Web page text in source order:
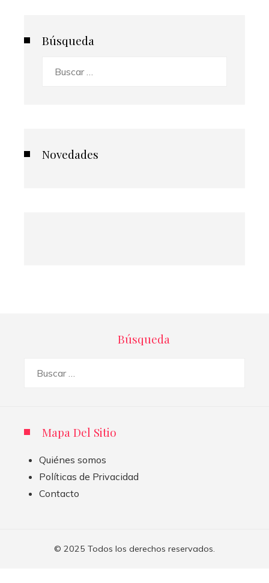
Búsqueda
Novedades
Búsqueda
Mapa Del Sitio
Quiénes somos
Políticas de Privacidad
Contacto
© 2025 Todos los derechos reservados.